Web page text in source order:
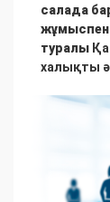
салада
жұмыспен
туралы
халықты